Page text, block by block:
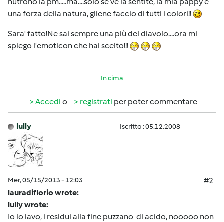
una forza della natura, gliene faccio di tutti i colori!!
Sara' fatto!Ne sai sempre una più del diavolo....ora mi
spiego l'emoticon che hai scelto!!!
In cima
Accedi o registrati per poter commentare
lully Iscritto : 05.12.2008
Mer, 05/15/2013 - 12:03
#2
lauradiflorio wrote:
lully wrote:
Io lo lavo, i residui alla fine puzzano di acido, nooooo non